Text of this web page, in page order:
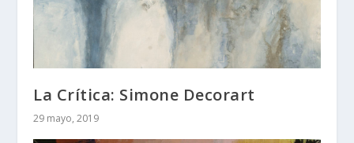
La Crítica: Simone Decorart
29 mayo, 2019